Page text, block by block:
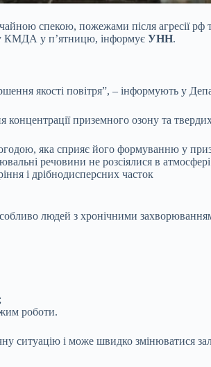
спекою, пожежами після агресії
у КМДА у п’ятницю, інформує УНН.
якості повітря”, – інформують у
концентрації приземного озону та
яка сприяє його формуванню у
речовини не розсіялися в
і дрібнодисперсних часток
людей з хронічними
роботи.
ситуацію і може швидко змінюватися